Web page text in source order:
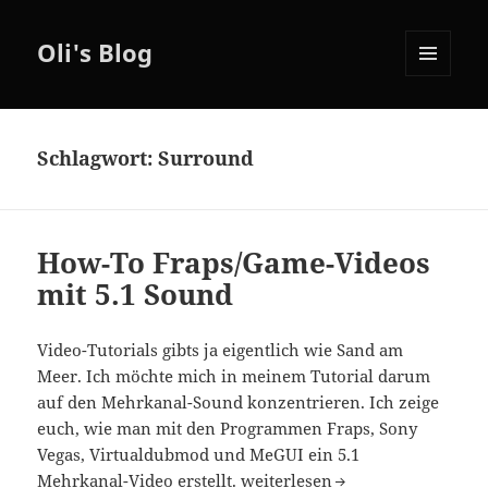
Oli's Blog
Schlagwort:Surround
How-To Fraps/Game-Videos
mit 5.1 Sound
Video-Tutorials gibts ja eigentlich wie Sand am
Meer. Ich möchte mich in meinem Tutorial darum
auf den Mehrkanal-Sound konzentrieren. Ich zeige
euch, wie man mit den Programmen Fraps, Sony
Vegas, Virtualdubmod und MeGUI ein 5.1
Mehrkanal-Video erstellt.How-To Fraps/Game-Videos
weiterlesen